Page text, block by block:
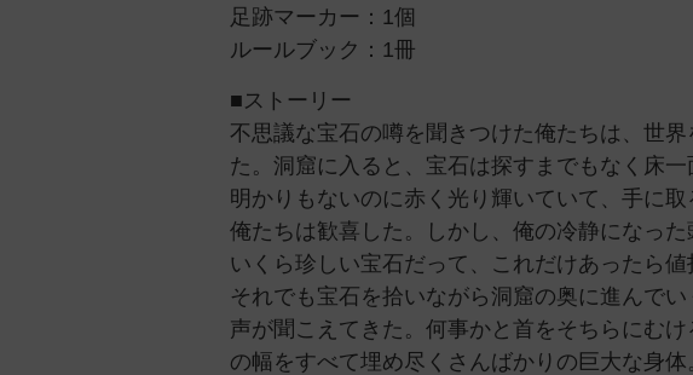
足跡マーカー：1個
ルールブック：1冊
■ストーリー
不思議な宝石の噂を聞きつけた俺たちは、世
た。洞窟に入ると、宝石は探すまでもなく床一
明かりもないのに赤く光り輝いていて、手に取
俺たちは歓喜した。しかし、俺の冷静になった
いくら珍しい宝石だって、これだけあったら
それでも宝石を拾いながら洞窟の奥に進んで
声が聞こえてきた。何事かと首をそちらにむ
の幅をすべて埋め尽くさんばかりの巨大な身